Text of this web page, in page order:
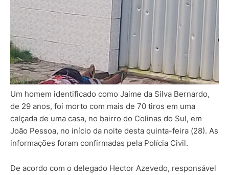
Um homem identificado como Jaime da Silva Bernardo,
de 29 anos, foi morto com mais de 70 tiros em uma
calçada de uma casa, no bairro do Colinas do Sul, em
João Pessoa, no início da noite desta quinta-feira (28). As
informações foram confirmadas pela Polícia Civil.
De acordo com o delegado Hector Azevedo, responsável